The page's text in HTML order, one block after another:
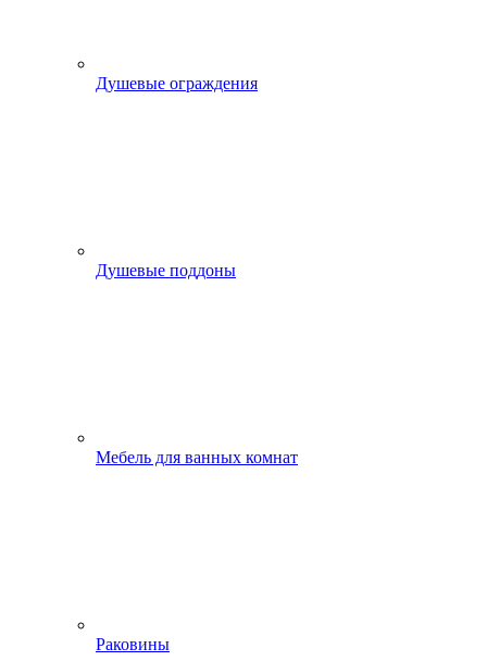
Душевые ограждения
Душевые поддоны
Мебель для ванных комнат
Раковины